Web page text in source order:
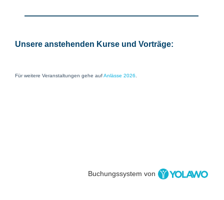
Unsere anstehenden Kurse und Vorträge:
Für weitere Veranstaltungen gehe aufAnlässe 2026.
Buchungssystem von